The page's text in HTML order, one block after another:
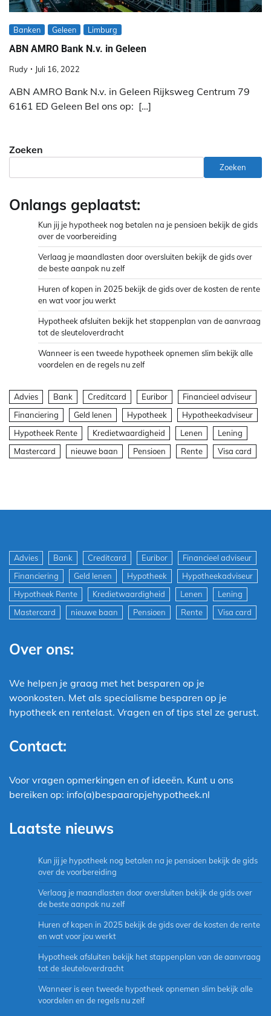
Banken Geleen Limburg
ABN AMRO Bank N.v. in Geleen
Rudy Juli 16, 2022
ABN AMRO Bank N.v. in Geleen Rijksweg Centrum 79
6161 ED Geleen Bel ons op: […]
Zoeken
Zoeken
Onlangs geplaatst:
Kun jij je hypotheek nog betalen na je pensioen bekijk de gids
over de voorbereiding
Verlaag je maandlasten door oversluiten bekijk de gids over
de beste aanpak nu zelf
Huren of kopen in 2025 bekijk de gids over de kosten de rente
en wat voor jou werkt
Hypotheek afsluiten bekijk het stappenplan van de aanvraag
tot de sleuteloverdracht
Wanneer is een tweede hypotheek opnemen slim bekijk alle
voordelen en de regels nu zelf
Advies Bank Creditcard Euribor
Financieel adviseur
Financiering
Geld lenen Hypotheek
Hypotheekadviseur
Hypotheek Rente
Kredietwaardigheid Lenen
Lening
Mastercard
nieuwe baan Pensioen Rente Visa card
Advies Bank Creditcard Euribor
Financieel adviseur
Financiering
Geld lenen Hypotheek
Hypotheekadviseur
Hypotheek Rente
Kredietwaardigheid Lenen
Lening
Mastercard
nieuwe baan Pensioen Rente Visa card
Over ons:
We helpen je graag met het besparen op je
woonkosten. Met als specialisme besparen op je
hypotheek en rentelast. Vragen en of tips stel ze gerust.
Contact:
Voor vragen opmerkingen en of ideeën. Kunt u ons
bereiken op: info(a)bespaaropjehypotheek.nl
Laatste nieuws
Kun jij je hypotheek nog betalen na je pensioen bekijk de gids
over de voorbereiding
Verlaag je maandlasten door oversluiten bekijk de gids over
de beste aanpak nu zelf
Huren of kopen in 2025 bekijk de gids over de kosten de rente
en wat voor jou werkt
Hypotheek afsluiten bekijk het stappenplan van de aanvraag
tot de sleuteloverdracht
Wanneer is een tweede hypotheek opnemen slim bekijk alle
voordelen en de regels nu zelf